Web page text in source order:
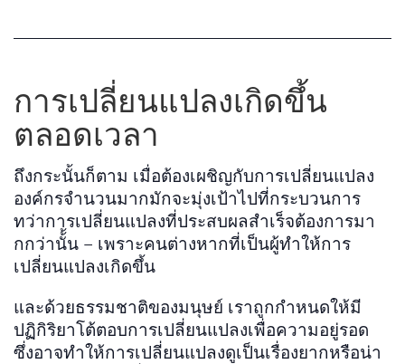
การเปลี่ยนแปลงเกิดขึ้น
ตลอดเวลา
ถึงกระนั้นก็ตาม เมื่อต้องเผชิญกับการเปลี่ยนแปลง
องค์กรจำนวนมากมักจะมุ่งเป้าไปที่กระบวนการ
ทว่าการเปลี่ยนแปลงที่ประสบผลสำเร็จต้องการมา
กกว่านั้้น – เพราะคนต่างหากที่เป็นผู้ทำให้การ
เปลี่ยนแปลงเกิดขึ้น
และด้วยธรรมชาติของมนุษย์ เราถูกกำหนดให้มี
ปฏิกิริยาโต้ตอบการเปลี่ยนแปลงเพื่อความอยู่รอด
ซึ่งอาจทำให้การเปลี่ยนแปลงดูเป็นเรื่องยากหรือน่า